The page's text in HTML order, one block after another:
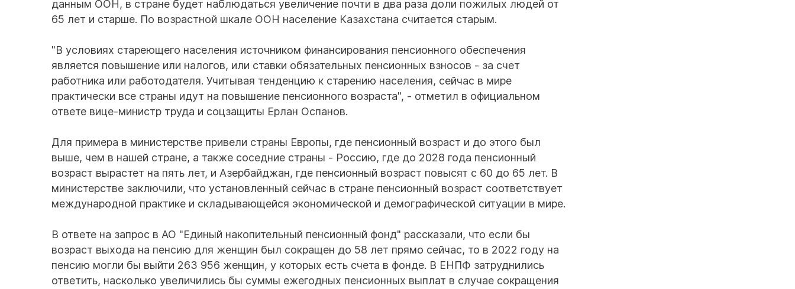
данным ООН, в стране будет наблюдаться увеличение почти в два раза доли пожилых людей от
65 лет и старше. По возрастной шкале ООН население Казахстана считается старым.
"В условиях стареющего населения источником финансирования пенсионного обеспечения
является повышение или налогов, или ставки обязательных пенсионных взносов - за счет
работника или работодателя. Учитывая тенденцию к старению населения, сейчас в мире
практически все страны идут на повышение пенсионного возраста", - отметил в официальном
ответе вице-министр труда и соцзащиты Ерлан Оспанов.
Для примера в министерстве привели страны Европы, где пенсионный возраст и до этого был
выше, чем в нашей стране, а также соседние страны - Россию, где до 2028 года пенсионный
возраст вырастет на пять лет, и Азербайджан, где пенсионный возраст повысят с 60 до 65 лет. В
министерстве заключили, что установленный сейчас в стране пенсионный возраст соответствует
международной практике и складывающейся экономической и демографической ситуации в мире.
В ответе на запрос в АО "Единый накопительный пенсионный фонд" рассказали, что если бы
возраст выхода на пенсию для женщин был сокращен до 58 лет прямо сейчас, то в 2022 году на
пенсию могли бы выйти 263 956 женщин, у которых есть счета в фонде. В ЕНПФ затруднились
ответить, насколько увеличились бы суммы ежегодных пенсионных выплат в случае сокращения